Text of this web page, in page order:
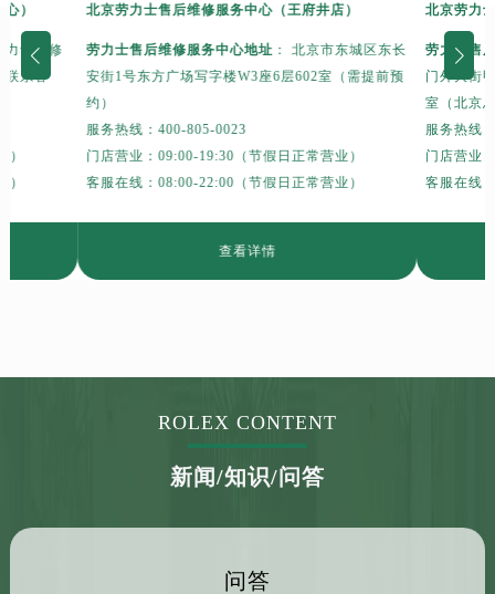
安徽省淮南市田家庵区国庆中路劳力士售后服务中心（需提前预约）
安徽省黄山市屯溪区黄山西路劳力士售后服务中心（需提前预约）
安徽省六安市金安区解放中路劳力士售后服务中心（需提前预约）
安徽省马鞍山市雨山区湖南西路劳力士售后服务中心（需提前预约）
安徽省宿州市埇桥区人民中路劳力士售后服务中心（需提前预约）
安徽省铜陵市铜官区石城大道劳力士售后服务中心（需提前预约）
）
力士维修
联系客
）
）
北京劳力士售后维修服务中心（王府井店）
劳力士售后维修服务中心地址 ： 北京市东城区东长
安街1号东方广场写字楼W3座6层602室（需提前预
约）
服务热线：400-805-0023
门店营业：09:00-19:30（节假日正常营业）
客服在线：08:00-22:00（节假日正常营业）
查看详情
北京劳力
劳力士售
门外大街
室（北京
服务热线
门店营业
客服在线
ROLEX CONTENT
新闻/知识/问答
问答